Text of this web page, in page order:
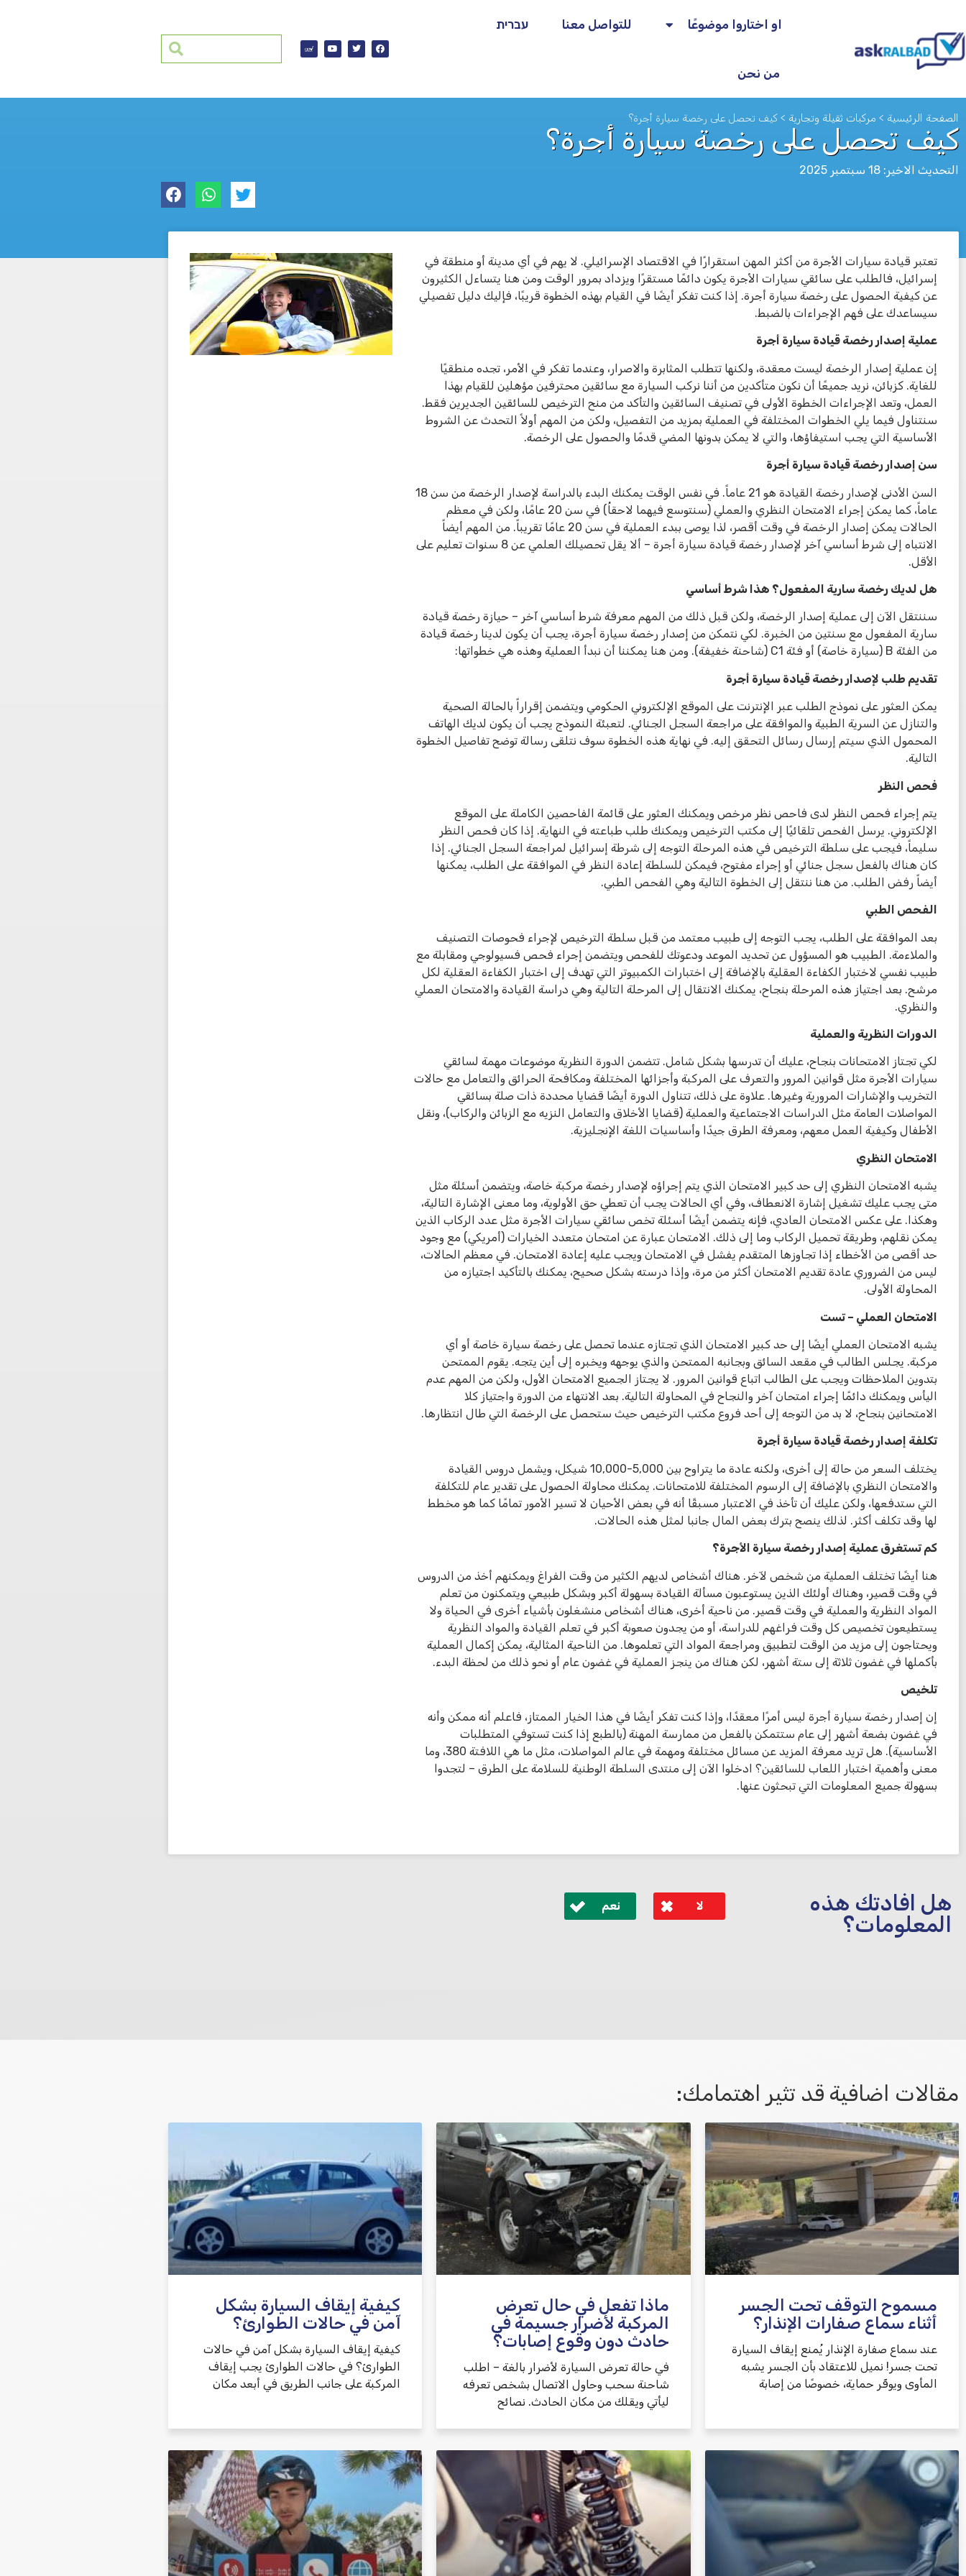
او اختاروا موضوعًا للتواصل معنا עברית
من نحن
الصفحة الرئيسية > مركبات ثقيلة وتجارية > كيف تحصل على رخصة سيارة أجرة؟
كيف تحصل على رخصة سيارة أجرة؟
التحديث الاخير: 18 سبتمبر 2025
לא
تعتبر قيادة سيارات الأجرة من أكثر المهن استقرارًا في الاقتصاد الإسرائيلي. لا يهم في أي مدينة أو منطقة في
إسرائيل، فالطلب على سائقي سيارات الأجرة يكون دائمًا مستقرًا ويزداد بمرور الوقت ومن هنا يتساءل الكثيرون
عن كيفية الحصول على رخصة سيارة أجرة. إذا كنت تفكر أيضًا في القيام بهذه الخطوة قريبًا، فإليك دليل تفصيلي
سيساعدك على فهم الإجراءات بالضبط.
عملية إصدار رخصة قيادة سيارة أجرة
إن عملية إصدار الرخصة ليست معقدة، ولكنها تتطلب المثابرة والاصرار، وعندما تفكر في الأمر، تجده منطقيًا
للغاية. كزبائن، نريد جميعًا أن نكون متأكدين من أننا نركب السيارة مع سائقين محترفين مؤهلين للقيام بهذا
العمل، وتعد الإجراءات الخطوة الأولى في تصنيف السائقين والتأكد من منح الترخيص للسائقين الجديرين فقط.
سنتناول فيما يلي الخطوات المختلفة في العملية بمزيد من التفصيل، ولكن من المهم أولاً التحدث عن الشروط
الأساسية التي يجب استيفاؤها، والتي لا يمكن بدونها المضي قدمًا والحصول على الرخصة.
سن إصدار رخصة قيادة سيارة أجرة
السن الأدنى لإصدار رخصة القيادة هو 21 عاماً. في نفس الوقت يمكنك البدء بالدراسة لإصدار الرخصة من سن 18
عاماً، كما يمكن إجراء الامتحان النظري والعملي (سنتوسع فيهما لاحقاُ) في سن 20 عامًا، ولكن في معظم
الحالات يمكن إصدار الرخصة في وقت أقصر، لذا يوصى ببدء العملية في سن 20 عامًا تقريباً. من المهم أيضاً
الانتباه إلى شرط أساسي آخر لإصدار رخصة قيادة سيارة أجرة – ألا يقل تحصيلك العلمي عن 8 سنوات تعليم على
الأقل.
هل لديك رخصة سارية المفعول؟ هذا شرط أساسي
سننتقل الآن إلى عملية إصدار الرخصة، ولكن قبل ذلك من المهم معرفة شرط أساسي آخر – حيازة رخصة قيادة
سارية المفعول مع سنتين من الخبرة. لكي نتمكن من إصدار رخصة سيارة أجرة، يجب أن يكون لدينا رخصة قيادة
من الفئة B (سيارة خاصة) أو فئة C1 (شاحنة خفيفة). ومن هنا يمكننا أن نبدأ العملية وهذه هي خطواتها:
تقديم طلب لإصدار رخصة قيادة سيارة أجرة
يمكن العثور على نموذج الطلب عبر الإنترنت على الموقع الإلكتروني الحكومي ويتضمن إقراراً بالحالة الصحية
والتنازل عن السرية الطبية والموافقة على مراجعة السجل الجنائي. لتعبئة النموذج يجب أن يكون لديك الهاتف
المحمول الذي سيتم إرسال رسائل التحقق إليه. في نهاية هذه الخطوة سوف نتلقى رسالة توضح تفاصيل الخطوة
التالية.
فحص النظر
يتم إجراء فحص النظر لدى فاحص نظر مرخص ويمكنك العثور على قائمة الفاحصين الكاملة على الموقع
الإلكتروني. يرسل الفحص تلقائيًا إلى مكتب الترخيص ويمكنك طلب طباعته في النهاية. إذا كان فحص النظر
سليماً، فيجب على سلطة الترخيص في هذه المرحلة التوجه إلى شرطة إسرائيل لمراجعة السجل الجنائي. إذا
كان هناك بالفعل سجل جنائي أو إجراء مفتوح، فيمكن للسلطة إعادة النظر في الموافقة على الطلب، يمكنها
أيضاً رفض الطلب. من هنا ننتقل إلى الخطوة التالية وهي الفحص الطبي.
الفحص الطبي
بعد الموافقة على الطلب، يجب التوجه إلى طبيب معتمد من قبل سلطة الترخيص لإجراء فحوصات التصنيف
والملاءمة. الطبيب هو المسؤول عن تحديد الموعد ودعوتك للفحص ويتضمن إجراء فحص فسيولوجي ومقابلة مع
طبيب نفسي لاختبار الكفاءة العقلية بالإضافة إلى اختبارات الكمبيوتر التي تهدف إلى اختبار الكفاءة العقلية لكل
مرشح. بعد اجتياز هذه المرحلة بنجاح، يمكنك الانتقال إلى المرحلة التالية وهي دراسة القيادة والامتحان العملي
والنظري.
الدورات النظرية والعملية
لكي تجتاز الامتحانات بنجاح، عليك أن تدرسها بشكل شامل. تتضمن الدورة النظرية موضوعات مهمة لسائقي
سيارات الأجرة مثل قوانين المرور والتعرف على المركبة وأجزائها المختلفة ومكافحة الحرائق والتعامل مع حالات
التخريب والإشارات المرورية وغيرها. علاوة على ذلك، تتناول الدورة أيضًا قضايا محددة ذات صلة بسائقي
المواصلات العامة مثل الدراسات الاجتماعية والعملية (قضايا الأخلاق والتعامل النزيه مع الزبائن والركاب)، ونقل
الأطفال وكيفية العمل معهم، ومعرفة الطرق جيدًا وأساسيات اللغة الإنجليزية.
الامتحان النظري
يشبه الامتحان النظري إلى حد كبير الامتحان الذي يتم إجراؤه لإصدار رخصة مركبة خاصة، ويتضمن أسئلة مثل
متى يجب عليك تشغيل إشارة الانعطاف، وفي أي الحالات يجب أن تعطي حق الأولوية، وما معنى الإشارة التالية،
وهكذا. على عكس الامتحان العادي، فإنه يتضمن أيضًا أسئلة تخص سائقي سيارات الأجرة مثل عدد الركاب الذين
يمكن نقلهم، وطريقة تحميل الركاب وما إلى ذلك. الامتحان عبارة عن امتحان متعدد الخيارات (أمريكي) مع وجود
حد أقصى من الأخطاء إذا تجاوزها المتقدم يفشل في الامتحان ويجب عليه إعادة الامتحان. في معظم الحالات،
ليس من الضروري عادة تقديم الامتحان أكثر من مرة، وإذا درسته بشكل صحيح، يمكنك بالتأكيد اجتيازه من
المحاولة الأولى.
الامتحان العملي – تست
يشبه الامتحان العملي أيضًا إلى حد كبير الامتحان الذي تجتازه عندما تحصل على رخصة سيارة خاصة أو أي
مركبة. يجلس الطالب في مقعد السائق وبجانبه الممتحن والذي يوجهه ويخبره إلى أين يتجه. يقوم الممتحن
بتدوين الملاحظات ويجب على الطالب اتباع قوانين المرور. لا يجتاز الجميع الامتحان الأول، ولكن من المهم عدم
اليأس ويمكنك دائمًا إجراء امتحان آخر والنجاح في المحاولة التالية. بعد الانتهاء من الدورة واجتياز كلا
الامتحانين بنجاح، لا بد من التوجه إلى أحد فروع مكتب الترخيص حيث ستحصل على الرخصة التي طال انتظارها.
تكلفة إصدار رخصة قيادة سيارة أجرة
يختلف السعر من حالة إلى أخرى، ولكنه عادة ما يتراوح بين 5,000-10,000 شيكل، ويشمل دروس القيادة
والامتحان النظري بالإضافة إلى الرسوم المختلفة للامتحانات. يمكنك محاولة الحصول على تقدير عام للتكلفة
التي ستدفعها، ولكن عليك أن تأخذ في الاعتبار مسبقًا أنه في بعض الأحيان لا تسير الأمور تمامًا كما هو مخطط
لها وقد تكلف أكثر. لذلك ينصح بترك بعض المال جانبا لمثل هذه الحالات.
كم تستغرق عملية إصدار رخصة سيارة الأجرة؟
هنا أيضًا تختلف العملية من شخص لآخر. هناك أشخاص لديهم الكثير من وقت الفراغ ويمكنهم أخذ من الدروس
في وقت قصير، وهناك أولئك الذين يستوعبون مسألة القيادة بسهولة أكبر وبشكل طبيعي ويتمكنون من تعلم
المواد النظرية والعملية في وقت قصير. من ناحية أخرى، هناك أشخاص منشغلون بأشياء أخرى في الحياة ولا
يستطيعون تخصيص كل وقت فراغهم للدراسة، أو من يجدون صعوبة أكبر في تعلم القيادة والمواد النظرية
ويحتاجون إلى مزيد من الوقت لتطبيق ومراجعة المواد التي تعلموها. من الناحية المثالية، يمكن إكمال العملية
بأكملها في غضون ثلاثة إلى ستة أشهر، لكن هناك من ينجز العملية في غضون عام أو نحو ذلك من لحظة البدء.
تلخيص
إن إصدار رخصة سيارة أجرة ليس أمرًا معقدًا، وإذا كنت تفكر أيضًا في هذا الخيار الممتاز، فاعلم أنه ممكن وأنه
في غضون بضعة أشهر إلى عام ستتمكن بالفعل من ممارسة المهنة (بالطبع إذا كنت تستوفي المتطلبات
الأساسية). هل تريد معرفة المزيد عن مسائل مختلفة ومهمة في عالم المواصلات، مثل ما هي اللافتة 380، وما
معنى وأهمية اختبار اللعاب للسائقين؟ ادخلوا الآن إلى منتدى السلطة الوطنية للسلامة على الطرق – لتجدوا
بسهولة جميع المعلومات التي تبحثون عنها.
هل افادتك هذه
المعلومات؟
لا نعم
אני מאשר/ת קבלת דיוור במייל ושימוש בפרטים
בהתאםלמדיניות הפרטיות
שלח משוב
مقالات اضافية قد تثير اهتمامك:
مسموح التوقف تحت الجسر
أثناء سماع صفارات الإنذار؟
عند سماع صفارة الإنذار يُمنع إيقاف السيارة
تحت جسر! نميل للاعتقاد بأن الجسر يشبه
المأوى ويوفّر حماية، خصوصًا من إصابة
ماذا تفعل في حال تعرض
المركبة لأضرار جسيمة في
حادث دون وقوع إصابات؟
في حالة تعرض السيارة لأضرار بالغة – اطلب
شاحنة سحب وحاول الاتصال بشخص تعرفه
ليأتي ويقلك من مكان الحادث. نصائح
كيفية إيقاف السيارة بشكل
آمن في حالات الطوارئ؟
كيفية إيقاف السيارة بشكل آمن في حالات
الطوارئ؟ في حالات الطوارئ يجب إيقاف
المركبة على جانب الطريق في أبعد مكان